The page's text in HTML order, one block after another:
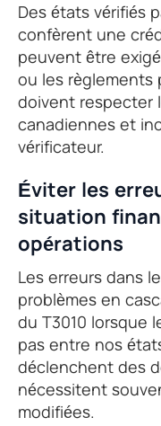
Des états vérifiés
confèrent une
peuvent être
ou les règlements
doivent respecter
canadiennes et
vérificateur.
Éviter les
situation
opérations
Les erreurs dans
problèmes en
du T3010 lorsque
pas entre nos
déclenchent des
nécessitent
modifiées.